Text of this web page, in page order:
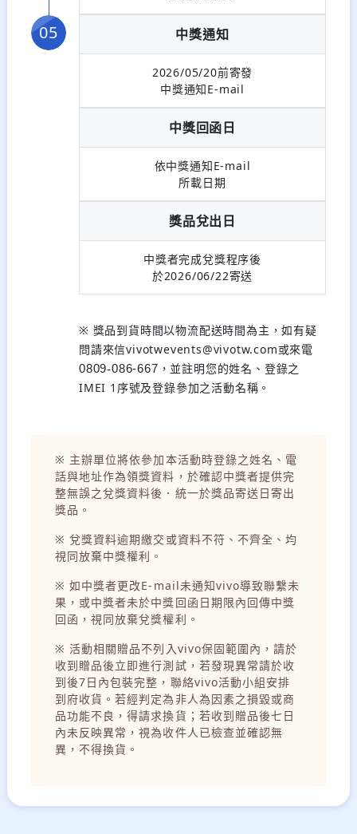
中獎通知
2026/05/20前寄發
中獎通知E-mail
中獎回函日
依中獎通知E-mail
所載日期
獎品兌出日
中獎者完成兌獎程序後
於2026/06/22寄送
※ 獎品到貨時間以物流配送時間為主，如有疑
問請來信vivotwevents@vivotw.com或來電
0809-086-667 ，並註明您的姓名、登錄之
IMEI 1序號及登錄參加之活動名稱。
※ 主辦單位將依參加本活動時登錄之姓名、電
話與地址作為領獎資料，於確認中獎者提供完
整無誤之兌獎資料後．統一於獎品寄送日寄出
獎品。
※ 兌獎資料逾期繳交或資料不符、不齊全、均
視同放棄中獎權利。
※ 如中獎者更改E-mail未通知vivo導致聯繫未
果，或中獎者未於中獎回函日期限內回傳中獎
回函，視同放棄兌獎權利。
※ 活動相關贈品不列入vivo保固範圍內，請於
收到贈品後立即進行測試，若發現異常請於收
到後7日內包裝完整，聯絡vivo活動小組安排
到府收貨。若經判定為非人為因素之損毀或商
品功能不良，得請求換貨；若收到贈品後七日
內未反映異常，視為收件人已檢查並確認無
異，不得換貨。